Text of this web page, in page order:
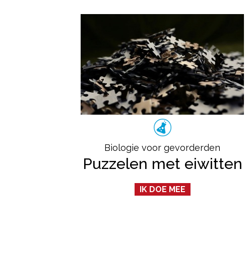
Biologie voor gevorderden
Puzzelen met eiwitten
IK DOE MEE